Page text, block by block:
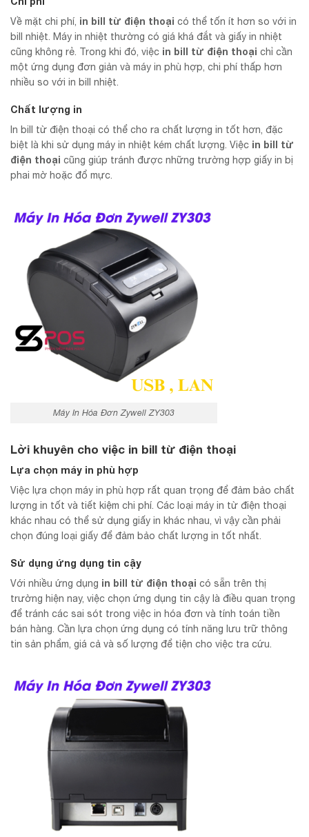
Về mặt chi phí, in bill từ điện thoại có thể tốn ít hơn so với in
bill nhiệt. Máy in nhiệt thường có giá khá đắt và giấy in nhiệt
cũng không rẻ. Trong khi đó, việc in bill từ điện thoại chỉ cần
một ứng dụng đơn giản và máy in phù hợp, chi phí thấp hơn
nhiều so với in bill nhiệt.
Chất lượng in
In bill từ điện thoại có thể cho ra chất lượng in tốt hơn, đặc
biệt là khi sử dụng máy in nhiệt kém chất lượng. Việc in bill từ
điện thoại cũng giúp tránh được những trường hợp giấy in bị
phai mờ hoặc đổ mực.
Máy In Hóa Đơn Zywell ZY303
Lời khuyên cho việc in bill từ điện thoại
Lựa chọn máy in phù hợp
Việc lựa chọn máy in phù hợp rất quan trọng để đảm bảo chất
lượng in tốt và tiết kiệm chi phí. Các loại máy in từ điện thoại
khác nhau có thể sử dụng giấy in khác nhau, vì vậy cần phải
chọn đúng loại giấy để đảm bảo chất lượng in tốt nhất.
Sử dụng ứng dụng tin cậy
Với nhiều ứng dụng in bill từ điện thoại có sẵn trên thị
trường hiện nay, việc chọn ứng dụng tin cậy là điều quan trọng
để tránh các sai sót trong việc in hóa đơn và tính toán tiền
bán hàng. Cần lựa chọn ứng dụng có tính năng lưu trữ thông
tin sản phẩm, giá cả và số lượng để tiện cho việc tra cứu.